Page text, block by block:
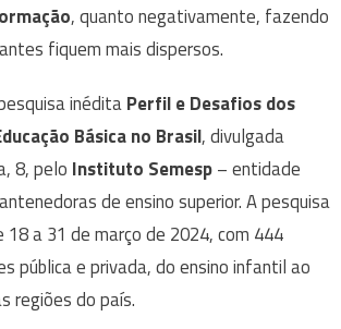
, quanto negativamente, fazendo
fiquem mais dispersos.
inéditaPerfil e Desafios dos
Básica no Brasil, divulgada
8, pelo Instituto Semesp– entidade
de ensino superior. A pesquisa
a 31 de março de 2024, com 444
pública e privada, do ensino infantil ao
regiões do país.